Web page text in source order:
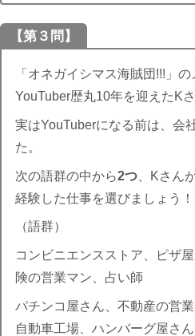
【第３問】
「オネガイシマス海賊団!!!」
YouTuber歴丸10年を迎えたKさ
実はYouTuberになる前は、会
た。
次の語群の中から2つ 、Kさん
経験した仕事を選びましょう！
（語群）
コンビニエンスストア、ピザ
険の営業マン、占い師
パチンコ屋さん、不動産の営
自動車工場、ハンバーグ屋さん